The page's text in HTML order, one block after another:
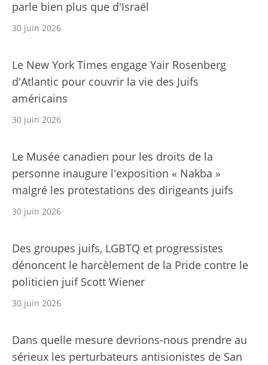
parle bien plus que d'Israël
30 juin 2026
Le New York Times engage Yair Rosenberg
d'Atlantic pour couvrir la vie des Juifs
américains
30 juin 2026
Le Musée canadien pour les droits de la
personne inaugure l'exposition « Nakba »
malgré les protestations des dirigeants juifs
30 juin 2026
Des groupes juifs, LGBTQ et progressistes
dénoncent le harcèlement de la Pride contre le
politicien juif Scott Wiener
30 juin 2026
Dans quelle mesure devrions-nous prendre au
sérieux les perturbateurs antisionistes de San